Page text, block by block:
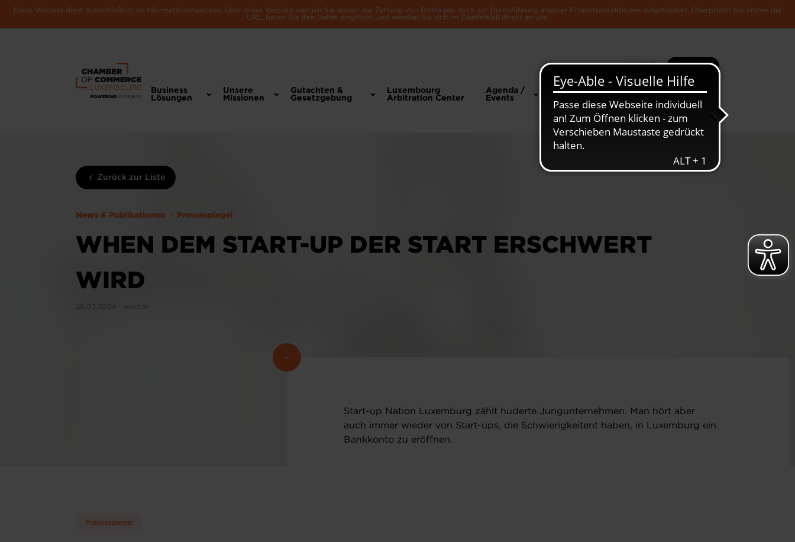
Diese Website dient ausschließlich zu Informationszwecken. Über diese Website werden Sie weder zur Zahlung von Beiträgen noch zur Durchführung anderer Finanztransaktionen aufgefordert. Überprüfen Sie immer die
URL, bevor Sie Ihre Daten eingeben, und wenden Sie sich im Zweifelsfall direkt an uns.
Suche Mehr
Business
Lösungen
Unsere
Missionen
Gutachten &
Gesetzgebung
Luxembourg
Arbitration Center
Agenda /
Events
News &
Die Luxemburger
Zurück zur Liste
News & Publikationen Pressespiegel
WHEN DEM START-UP DER START ERSCHWERT
WIRD
Pressespiegel
Start-up Nation Luxemburg zählt huderte Jungunternehmen. Man hört aber
auch immer wieder von Start-ups, die Schwierigkeitent haben, in Luxemburg ein
Bankkonto zu eröffnen.